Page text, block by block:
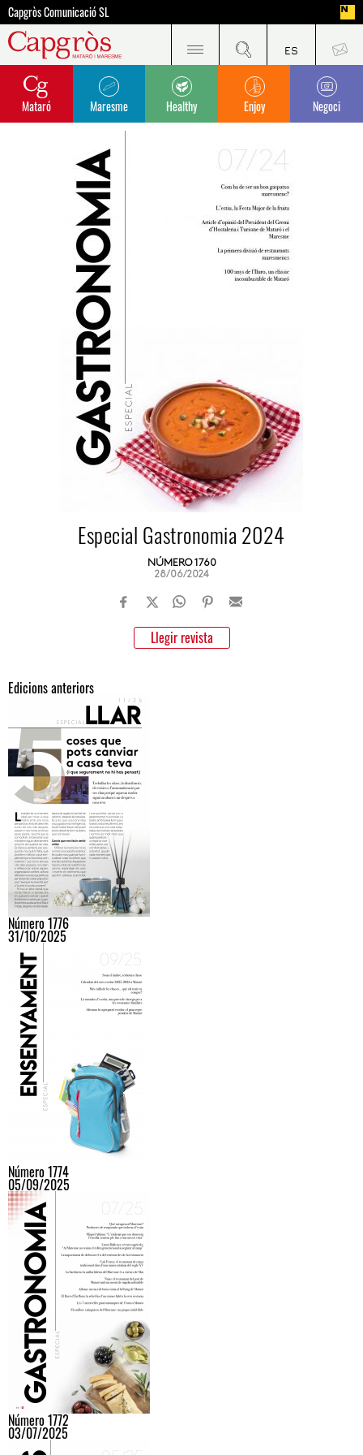
Capgròs Comunicació SL
Mataró Maresme Healthy Enjoy Negoci
Especial Gastronomia 2024
NÚMERO 1760
28/06/2024
Llegir revista
Edicions anteriors
Número 1776
31/10/2025
Número 1774
05/09/2025
Número 1772
03/07/2025